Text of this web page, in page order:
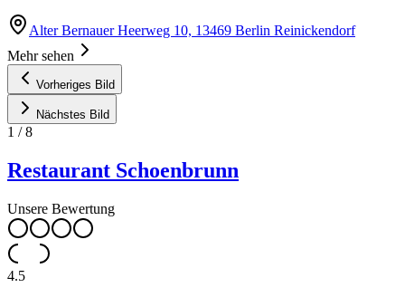
Alter Bernauer Heerweg 10, 13469 Berlin Reinickendorf
Mehr sehen
Vorheriges Bild
Nächstes Bild
1 /8
Restaurant Schoenbrunn
Unsere Bewertung
4.5